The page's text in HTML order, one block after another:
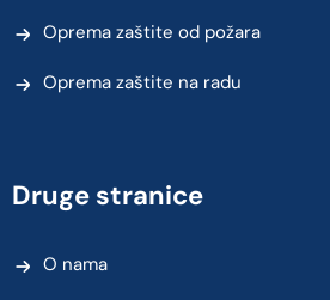
Oprema zaštite od požara
Oprema zaštite na radu
Druge stranice
O nama